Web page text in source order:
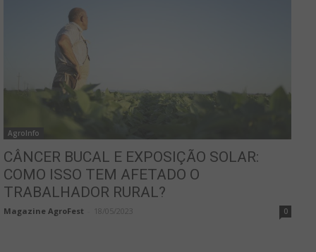
AgroInfo
CÂNCER BUCAL E EXPOSIÇÃO SOLAR:
COMO ISSO TEM AFETADO O
TRABALHADOR RURAL?
Magazine AgroFest 18/05/2023 0